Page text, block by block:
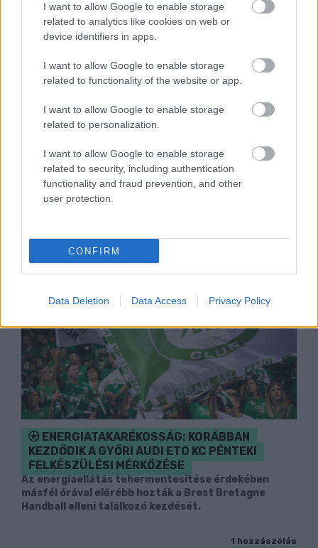
I want to allow Google to enable storage
related to analytics like cookies on web or
device identifiers in apps.
I want to allow Google to enable storage
related to functionality of the website or app.
I want to allow Google to enable storage
related to personalization.
I want to allow Google to enable storage
related to security, including authentication
functionality and fraud prevention, and other
user protection.
CONFIRM
Data Deletion Data Access Privacy Policy
A BAROKK ÖSSZES ÁRNYALATA ÉS MÉG EGY
SOR KIVÁLÓ PROGRAM VÁR MINDENKIT EZEN A
HÉTVÉGÉN GYŐRBEN
Középpontban a hagyományőrzés, de lesz Pogány
Induló és Majka koncert, jóga szeánsz, “borhajózás”
és egy csomó minden más.
ENERGIATAKARÉKOSSÁG: KORÁBBAN
KEZDŐDIK A GYŐRI AUDI ETO KC PÉNTEKI
FELKÉSZÜLÉSI MÉRKŐZÉSE
Az energiaellátás tehermentesítése érdekében
másfél órával előrébb hozták a Brest Bretagne
Handball elleni találkozó kezdését.
1 hozzászólás